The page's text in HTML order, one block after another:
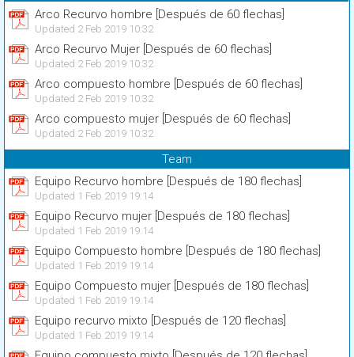
Arco Recurvo hombre [Después de 60 flechas]
Updated 2 Feb 2019 10:32
Arco Recurvo Mujer [Después de 60 flechas]
Updated 2 Feb 2019 10:32
Arco compuesto hombre [Después de 60 flechas]
Updated 2 Feb 2019 10:32
Arco compuesto mujer [Después de 60 flechas]
Updated 2 Feb 2019 10:32
Team
Equipo Recurvo hombre [Después de 180 flechas]
Updated 1 Feb 2019 19:14
Equipo Recurvo mujer [Después de 180 flechas]
Updated 1 Feb 2019 19:14
Equipo Compuesto hombre [Después de 180 flechas]
Updated 1 Feb 2019 19:14
Equipo Compuesto mujer [Después de 180 flechas]
Updated 1 Feb 2019 19:14
Equipo recurvo mixto [Después de 120 flechas]
Updated 1 Feb 2019 19:14